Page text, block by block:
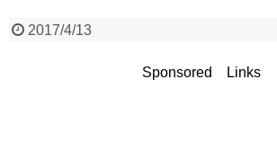
2017/4/13
Sponsored Links